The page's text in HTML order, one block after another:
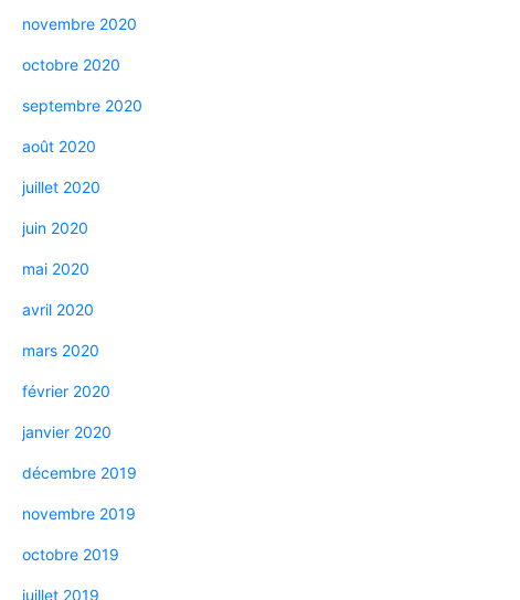
novembre 2020
octobre 2020
septembre 2020
août 2020
juillet 2020
juin 2020
mai 2020
avril 2020
mars 2020
février 2020
janvier 2020
décembre 2019
novembre 2019
octobre 2019
juillet 2019